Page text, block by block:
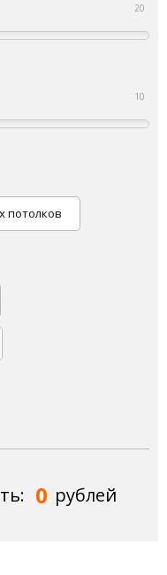
20
10
потолков
0 рублей